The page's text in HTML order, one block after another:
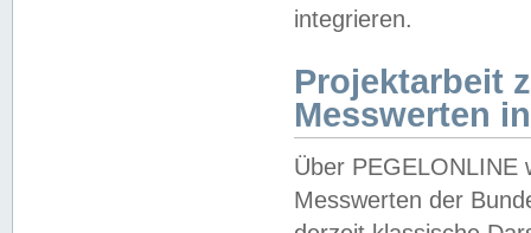
integrieren.
Projektarbeit
Messwerten
Über PEGELONLINE
Messwerten der